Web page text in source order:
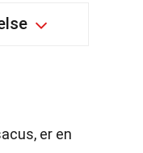
er en